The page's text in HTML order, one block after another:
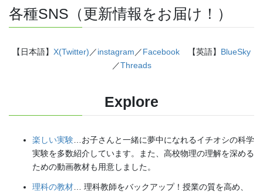
各種SNS（更新情報をお届け！）
【日本語】 X(Twitter) ／instagram ／Facebook 【英語】 BlueSky
／Threads
Explore
楽しい実験 …お子さんと一緒に夢中になれるイチオシの科学
実験を多数紹介しています。また、高校物理の理解を深める
ための動画教材も用意しました。
理科の教材 … 理科教師をバックアップ！授業の質を高め、